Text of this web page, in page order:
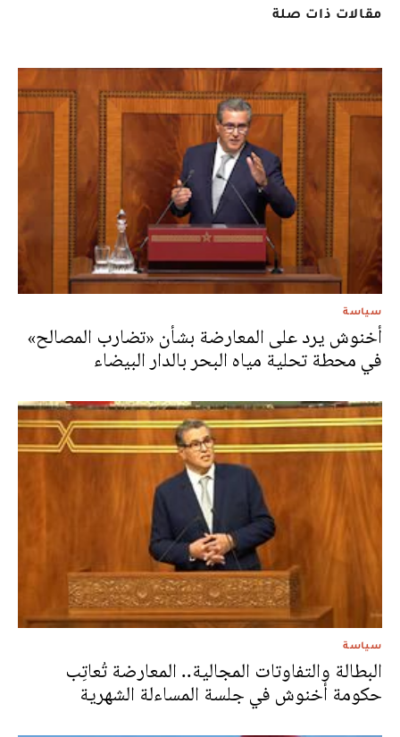
مقالات ذات صلة
سياسة
أخنوش يرد على المعارضة بشأن «تضارب المصالح»
في محطة تحلية مياه البحر بالدار البيضاء
سياسة
البطالة والتفاوتات المجالية.. المعارضة تُعاتِب
حكومة أخنوش في جلسة المساءلة الشهرية